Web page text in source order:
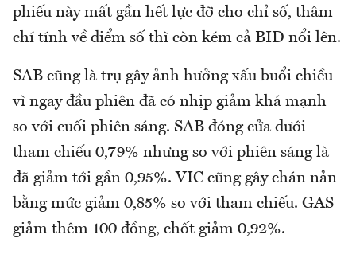
phiếu này mất gần hết lực đỡ cho chỉ số, thâm
chí tính về điểm số thì còn kém cả BID nổi lên.
SAB cũng là trụ gây ảnh hưởng xấu buổi chiều
vì ngay đầu phiên đã có nhịp giảm khá mạnh
so với cuối phiên sáng. SAB đóng cửa dưới
tham chiếu 0,79% nhưng so với phiên sáng là
đã giảm tới gần 0,95%. VIC cũng gây chán nản
bằng mức giảm 0,85% so với tham chiếu. GAS
giảm thêm 100 đồng, chốt giảm 0,92%.